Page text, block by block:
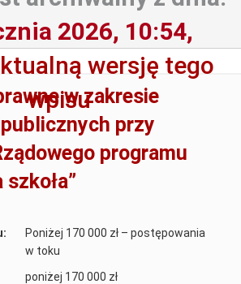
2026, 10:54,
wersję tego
wpisuw zakresie
przy
programu
Poniżej 170 000 zł – postępowania
w toku
poniżej 170 000 zł